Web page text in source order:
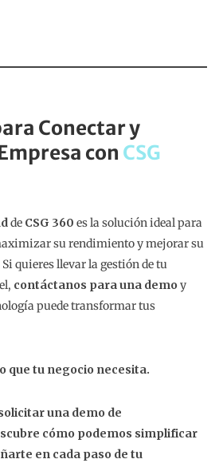
Conectar y
con CSG
de CSG 360 es la solución ideal para
su rendimiento y mejorar su
quieres llevar la gestión de tu
contáctanos para una demo y
puede transformar tus
que tu negocio necesita.
una demo de
cómo podemos simplificar
en cada paso de tu